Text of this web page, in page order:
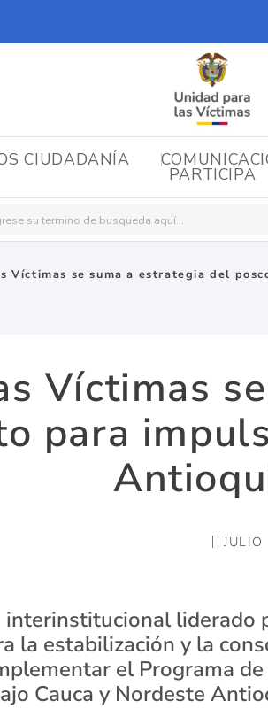
CIUDADANÍA
PARTICIPA
Víctimas se suma a estrategia del
Víctimas
para
interinstitucional liderado
la estabilización y la
el Programa
Cauca y Nordeste